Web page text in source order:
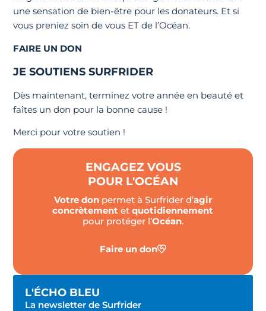
une sensation de bien-être pour les donateurs. Et si
vous preniez soin de vous ET de l’Océan.
FAIRE UN DON
JE SOUTIENS SURFRIDER
Dès maintenant, terminez votre année en beauté et
faîtes un don pour la bonne cause !
Merci pour votre soutien !
ENGAGEZ VOUS
POUR L'OCÉAN
Votre donpermet à Surfrider d’agir
concrètement etquotidiennement
pour protéger l’Océan.
Faire un don
L'ÉCHO BLEU
La newsletter de Surfrider